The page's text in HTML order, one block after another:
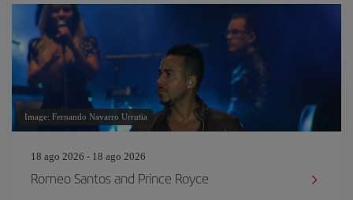
Image: Fernando Navarro Urrutia
18 ago 2026 - 18 ago 2026
Romeo Santos and Prince Royce